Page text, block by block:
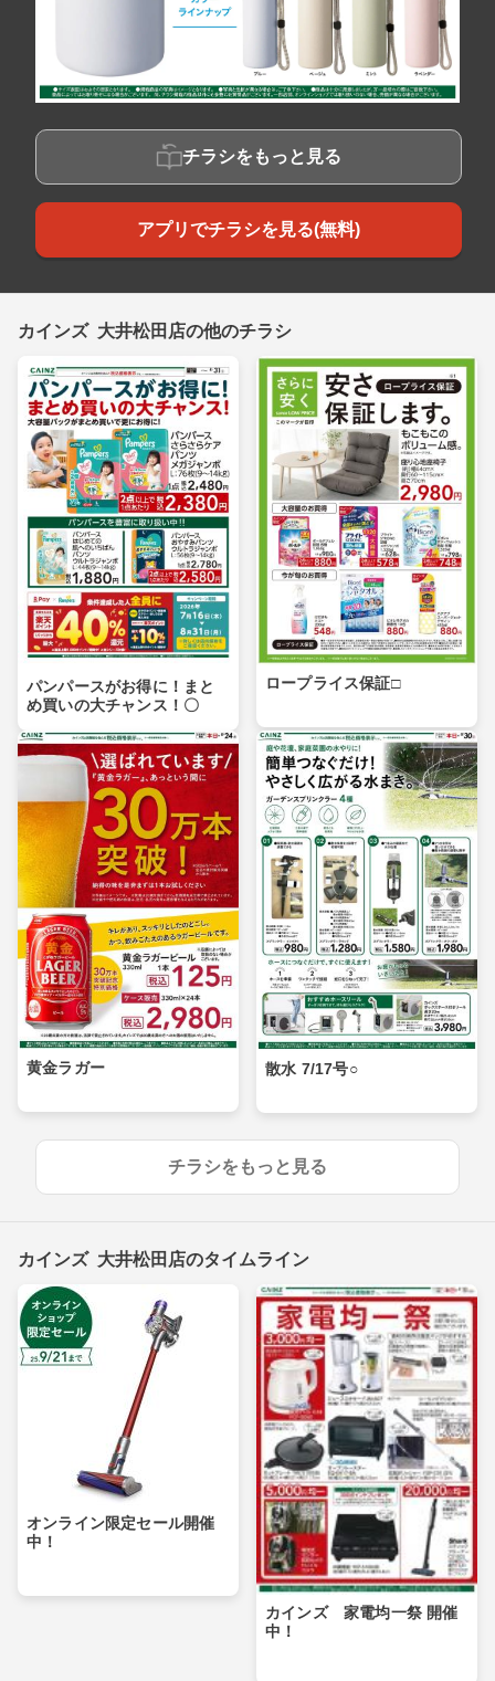
チラシをもっと見る
アプリでチラシを見る(無料)
カインズ 大井松田店の他のチラシ
パンパースがお得に！まと
め買いの大チャンス！〇
ロープライス保証□
黄金ラガー 散水 7/17号○
チラシをもっと見る
カインズ 大井松田店のタイムライン
オンライン限定セール開催
中！
カインズ 家電均一祭 開催
中！